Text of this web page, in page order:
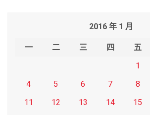
2016 年 1 月
一 二 三 四 五
1
4
5 6 7 8
11
12 13 14 15